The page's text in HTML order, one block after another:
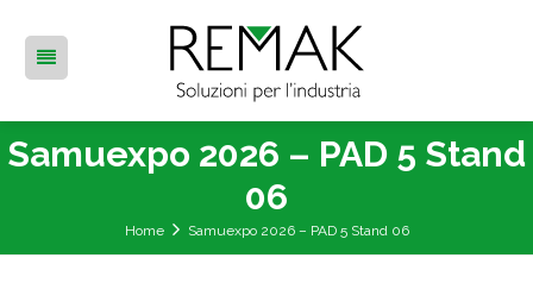
Samuexpo 2026 – PAD 5 Stand
06
Home Samuexpo 2026 – PAD 5 Stand 06